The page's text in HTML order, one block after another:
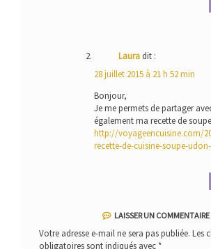
Laura dit :
28 juillet 2015 à 21 h 52 min
Bonjour,
Je me permets de partager
également ma recette de
http://voyageencuisine.com/
recette-de-cuisine-soupe-
LAISSER UN COMMENTAIRE
Votre adresse e-mail ne sera pas publiée. Les
obligatoires sont indiqués avec *